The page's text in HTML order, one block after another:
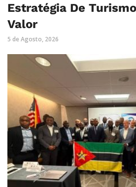
Estratégia De
Valor
5 de Agosto, 2026